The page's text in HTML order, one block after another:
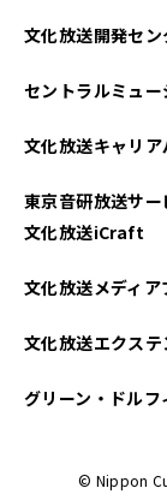
文化放送開発セン
セントラルミュー
文化放送キャリ
東京音研放送サー
文化放送iCraft
文化放送メディア
文化放送エクステ
グリーン・ドルフ
© Nippon